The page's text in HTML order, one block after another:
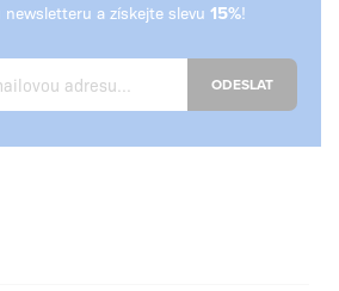
a získejte slevu !
ODESLAT